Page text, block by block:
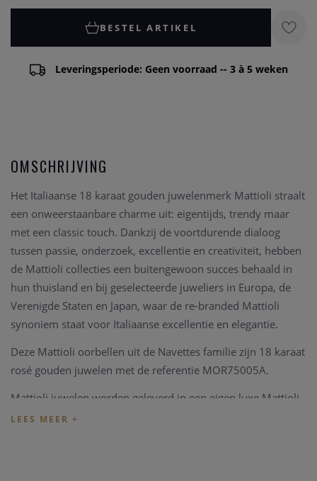
BESTEL ARTIKEL
Leveringsperiode: Geen voorraad -- 3 à 5 weken
OMSCHRIJVING
Het Italiaanse 18 karaat gouden juwelenmerk Mattioli straalt
een onweerstaanbare charme uit: eigentijds, trendy maar
met een classic touch. Dankzij de voortdurende dialoog
tussen passie, onderzoek, excellentie en creativiteit, hebben
de Mattioli collecties een buitengewoon succes behaald in
hun thuisland en bij geselecteerde juweliers in Europa, de
Verenigde Staten en Japan, waar de re-branded Mattioli
synoniem staat voor Italiaanse excellentie en elegantie.
Deze Mattioli oorbellen uit de Navettes familie zijn 18 karaat
rosé gouden juwelen met de referentie MOR75005A.
Mattioli juwelen worden geleverd in een eigen luxe Mattioli
verpakking.